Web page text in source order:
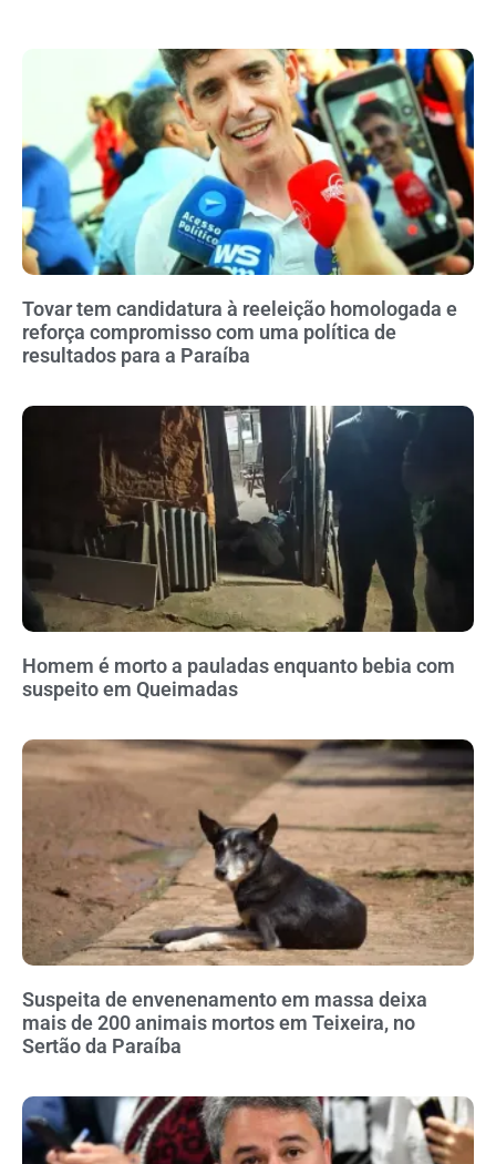
Tovar tem candidatura à reeleição homologada e
reforça compromisso com uma política de
resultados para a Paraíba
Homem é morto a pauladas enquanto bebia com
suspeito em Queimadas
Suspeita de envenenamento em massa deixa
mais de 200 animais mortos em Teixeira, no
Sertão da Paraíba